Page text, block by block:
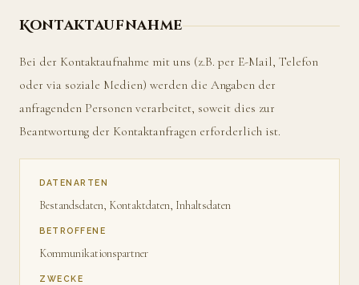
Kontaktaufnahme
Bei der Kontaktaufnahme mit uns (z.B. per E-Mail, Telefon
oder via soziale Medien) werden die Angaben der
anfragenden Personen verarbeitet, soweit dies zur
Beantwortung der Kontaktanfragen erforderlich ist.
DATENARTEN
Bestandsdaten, Kontaktdaten, Inhaltsdaten
BETROFFENE
Kommunikationspartner
ZWECKE